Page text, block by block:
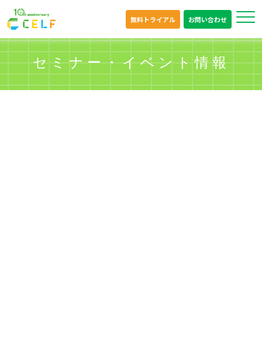
無料トライアル お問い合わせ
セミナー・イベント情報